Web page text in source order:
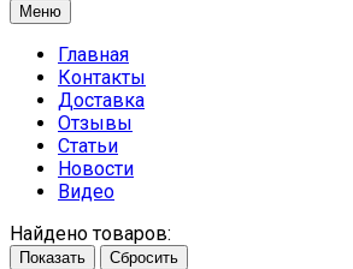
Меню
Главная
Контакты
Доставка
Отзывы
Статьи
Новости
Видео
Найдено товаров:
Показать Сбросить